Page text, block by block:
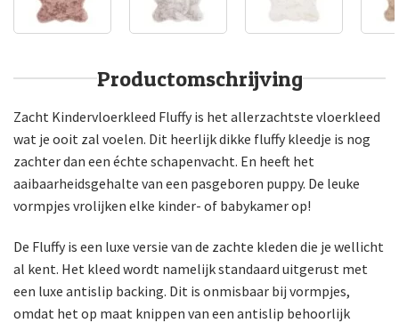
Productomschrijving
Zacht Kindervloerkleed Fluffy is het allerzachtste vloerkleed
wat je ooit zal voelen. Dit heerlijk dikke fluffy kleedje is nog
zachter dan een échte schapenvacht. En heeft het
aaibaarheidsgehalte van een pasgeboren puppy. De leuke
vormpjes vrolijken elke kinder- of babykamer op!
De Fluffy is een luxe versie van de zachte kleden die je wellicht
al kent. Het kleed wordt namelijk standaard uitgerust met
een luxe antislip backing. Dit is onmisbaar bij vormpjes,
omdat het op maat knippen van een antislip behoorlijk